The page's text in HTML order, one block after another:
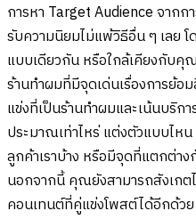
การหา Target Audience จาก
รับความนิยมไม่แพ้วิธีอื่น ๆ เลย
แบบเดียวกัน หรือใกล้เคียงกับ
ร้านทำผมที่มีจุดเด่นเรื่องการย้
แข่งที่เป็นร้านทำผมและเน้นบริก
ประมาณเท่าไหร่ แต่งตัวแบบไห
ลูกค้าเราบ้าง หรือมีจุดที่แตกต่าง
นอกจากนี้ คุณยังสามารถสังเกต
คอนเทนต์ที่คู่แข่งโพสต์ได้อีกด้วย